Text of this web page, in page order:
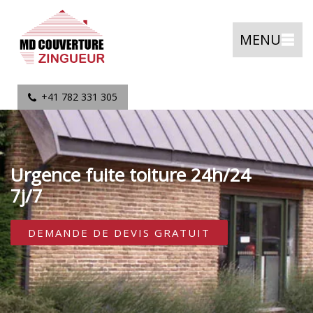
MENU
+41 782 331 305
Urgence fuite toiture 24h/24
7j/7
DEMANDE DE DEVIS GRATUIT